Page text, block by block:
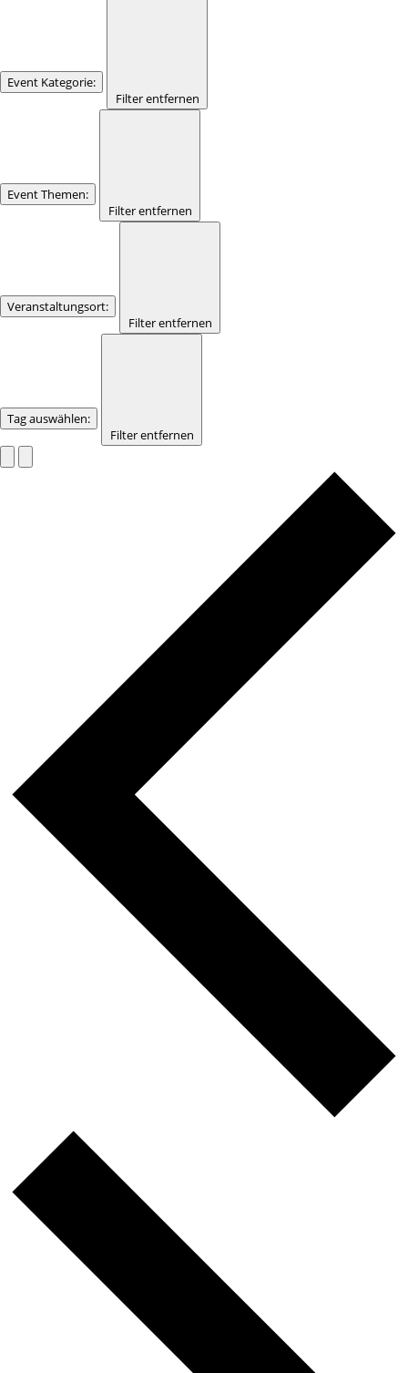
Event Kategorie:
Filter entfernen
Event Themen:
Filter entfernen
Veranstaltungsort:
Filter entfernen
Tag auswählen:
Filter entfernen